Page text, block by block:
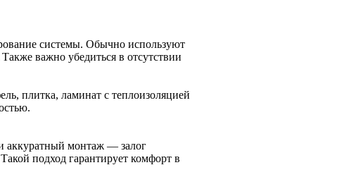
системы. Обычно используют
важно убедиться в отсутствии
плитка, ламинат с теплоизоляцией
аккуратный монтаж — залог
подход гарантирует комфорт в